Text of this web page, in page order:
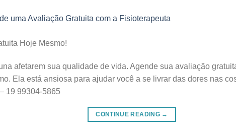
Hoje Mesmo!
afetarem sua qualidade de vida. Agende sua avaliação
Ela está ansiosa para ajudar você a se livrar das dores nas
19 99304-5865
CONTINUE READING →